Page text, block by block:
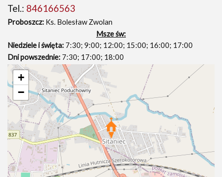
Tel.: 846166563
Proboszcz: Ks. Bolesław Zwolan
Msze św:
Niedziele i święta: 7:30; 9:00; 12:00; 15:00; 16:00; 17:00
Dni powszednie: 7:30; 17:00; 18:00
+
−